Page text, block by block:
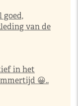
goed,
van de
in het
😀..